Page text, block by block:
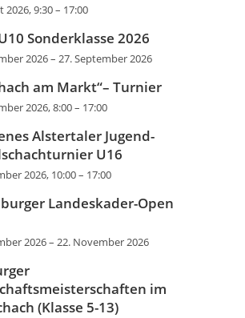
2026, 9:30– 17:00
Sonderklasse 2026
2026– 27. September 2026
am Markt“– Turnier
2026, 8:00– 17:00
Alstertaler Jugend-
U16
2026, 10:00– 17:00
Landeskader-Open
2026– 22. November 2026
im
(Klasse 5-13)